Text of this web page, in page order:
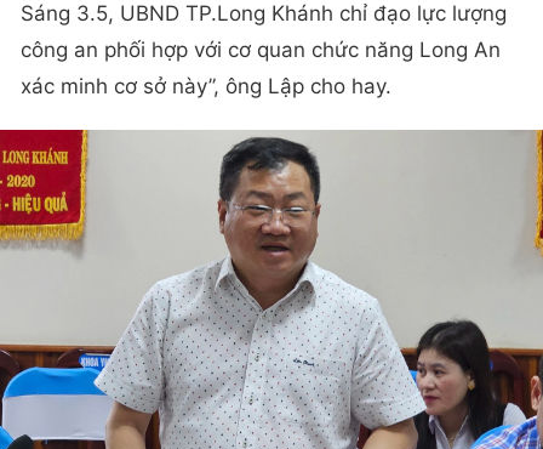
Sáng 3.5, UBND TP.Long Khánh chỉ đạo lực lượng
công an phối hợp với cơ quan chức năng Long An
xác minh cơ sở này”, ông Lập cho hay.